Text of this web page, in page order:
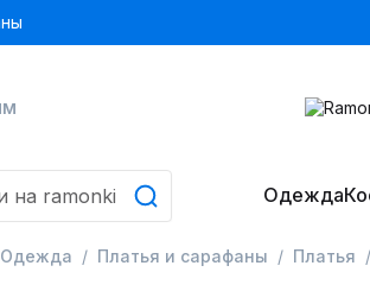
Одежда
Одежда Платья и сарафаны Платья